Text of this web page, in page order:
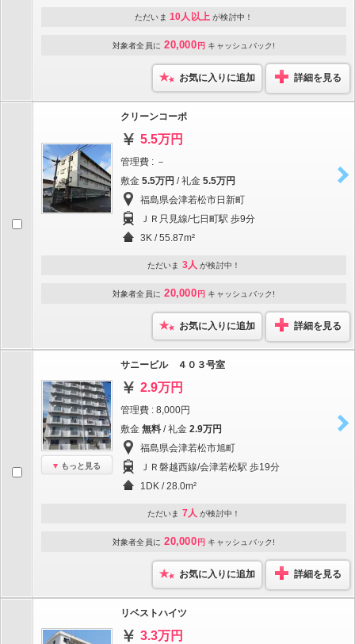
ただいま 10人以上 が検討中！
対象者全員に 20,000 円 キャッシュバック!
お気に入りに追加 詳細を見る
クリーンコーポ
5.5万円
管理費 : －
敷金 5.5万円 / 礼金 5.5万円
福島県会津若松市日新町
ＪＲ只見線/七日町駅 歩9分
3K / 55.87m²
ただいま 3人 が検討中！
対象者全員に 20,000 円 キャッシュバック!
お気に入りに追加 詳細を見る
もっと見る
サニービル ４０３号室
2.9万円
管理費 : 8,000円
敷金 無料 / 礼金 2.9万円
福島県会津若松市旭町
ＪＲ磐越西線/会津若松駅 歩19分
1DK / 28.0m²
ただいま 7人 が検討中！
対象者全員に 20,000 円 キャッシュバック!
お気に入りに追加 詳細を見る
リベストハイツ
3.3万円